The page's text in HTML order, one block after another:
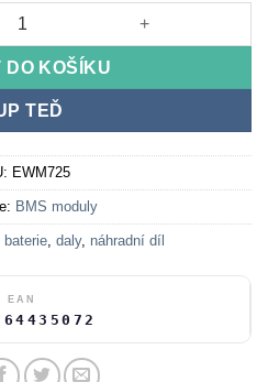
generation množství
DO KOŠÍKU
TEĎ
EWM725
BMS moduly
baterie, daly, náhradní díl
EAN